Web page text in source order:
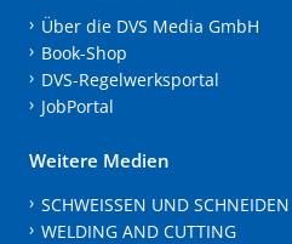
Über die DVS Media GmbH
Book-Shop
DVS-Regelwerksportal
JobPortal
Weitere Medien
SCHWEISSEN UND SCHNEIDEN
WELDING AND CUTTING